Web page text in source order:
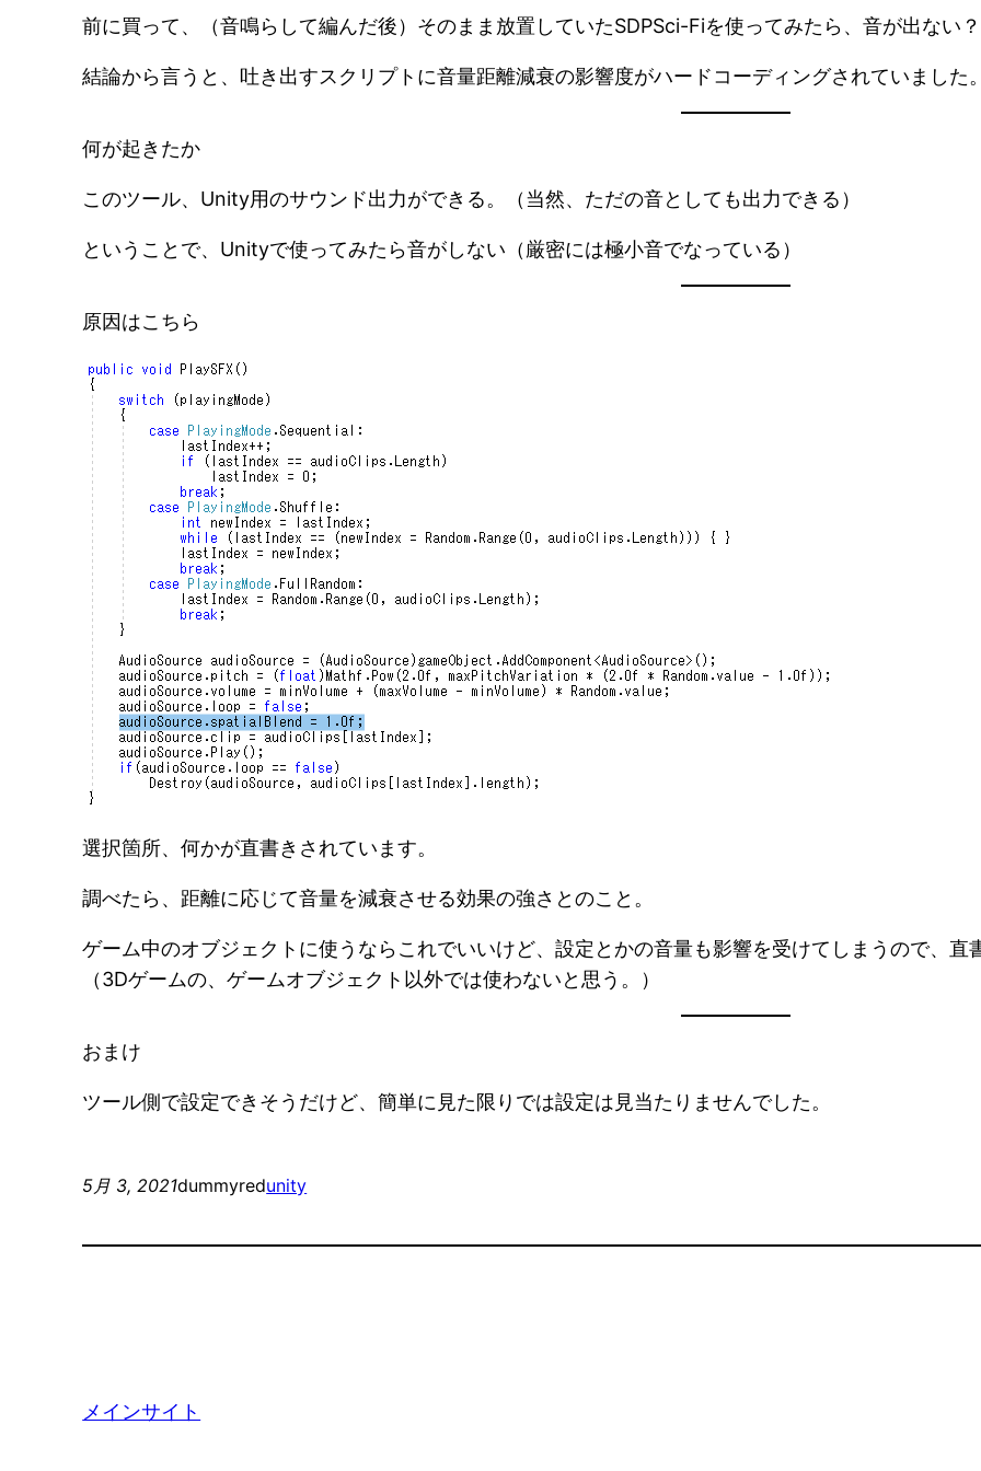
前に買って、（音鳴らして編んだ後）そのまま放置していたSDPSci-Fiを使ってみたら、音が出ない？
結論から言うと、吐き出すスクリプトに音量距離減衰の影響度がハードコーディングされていました。
何が起きたか
このツール、Unity用のサウンド出力ができる。（当然、ただの音としても出力できる）
ということで、Unityで使ってみたら音がしない（厳密には極小音でなっている）
原因はこちら
選択箇所、何かが直書きされています。
調べたら、距離に応じて音量を減衰させる効果の強さとのこと。
ゲーム中のオブジェクトに使うならこれでいいけど、設定とかの音量も影響を受けてしまうので、直
（3Dゲームの、ゲームオブジェクト以外では使わないと思う。）
おまけ
ツール側で設定できそうだけど、簡単に見た限りでは設定は見当たりませんでした。
5月 3, 2021dummyredunity
メインサイト